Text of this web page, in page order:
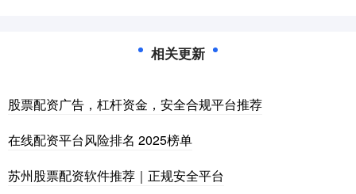
相关更新
股票配资广告，杠杆资金，安全合规平台推荐
在线配资平台风险排名 2025榜单
苏州股票配资软件推荐｜正规安全平台